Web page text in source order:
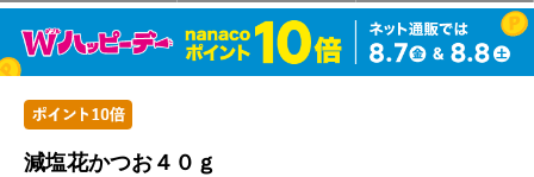
減塩花かつお４０ｇ